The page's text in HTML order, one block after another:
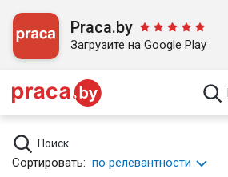
Praca.by
Загрузите на Google Play
Поиск
Сортировать: по релевантности